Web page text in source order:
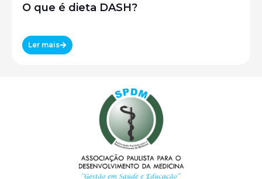
O que é dieta DASH?
Ler mais